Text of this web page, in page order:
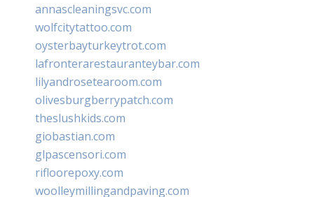
annascleaningsvc.com
wolfcitytattoo.com
oysterbayturkeytrot.com
lafronterarestauranteybar.com
lilyandrosetearoom.com
olivesburgberrypatch.com
theslushkids.com
giobastian.com
glpascensori.com
rifloorepoxy.com
woolleymillingandpaving.com